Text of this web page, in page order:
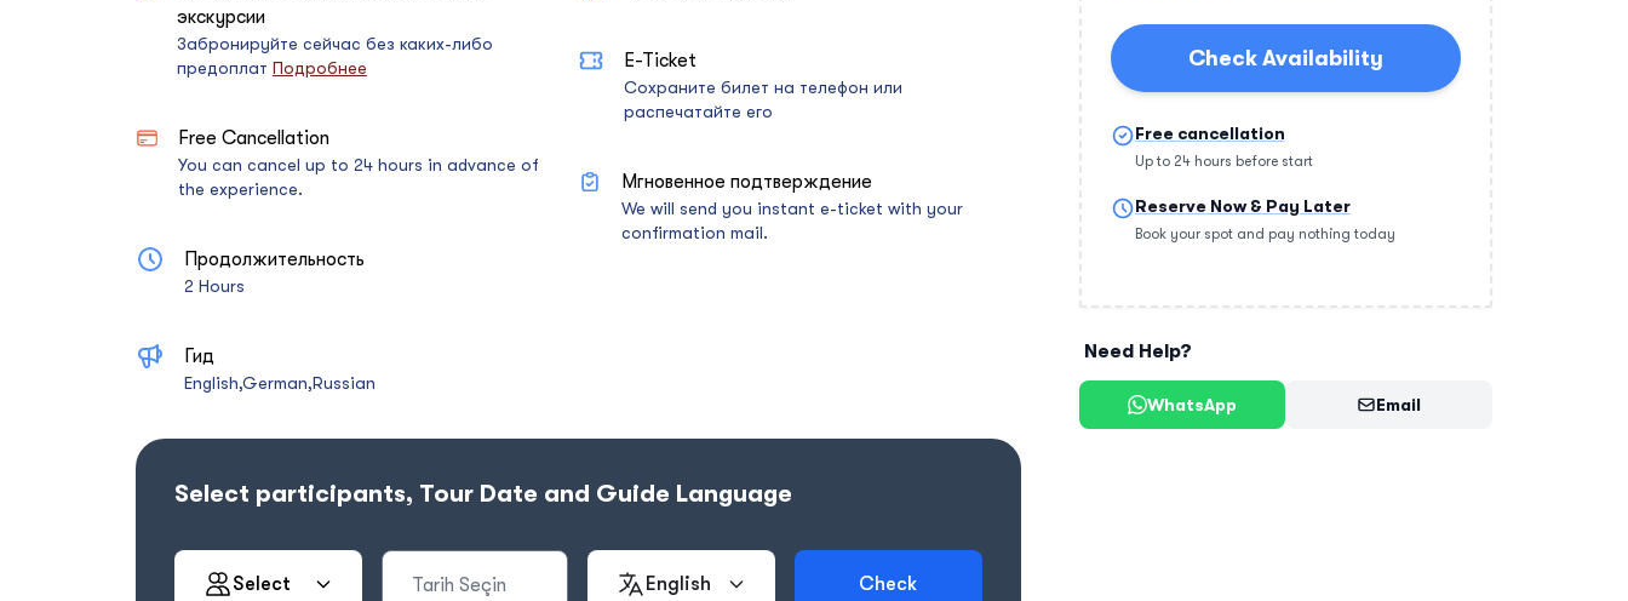
экскурсии
Забронируйте сейчас без каких-либо
предоплат Подробнее
Free Cancellation
You can cancel up to 24 hours in advance of
the experience.
Продолжительность
2 Hours
Гид
English,German,Russian
E-Ticket
Сохраните билет на телефон или
распечатайте его
Мгновенное подтверждение
We will send you instant e-ticket with your
confirmation mail.
Select participants, Tour Date and Guide Language
Select English
Check
Check Availability
Free cancellation
Up to 24 hours before start
Reserve Now & Pay Later
Book your spot and pay nothing today
Need Help?
WhatsApp Email